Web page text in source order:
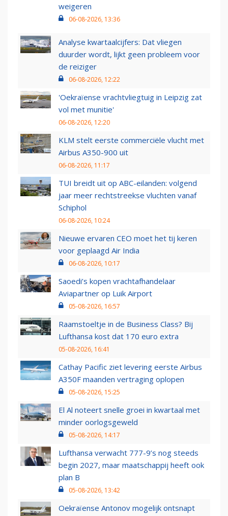
weigeren
06-08-2026, 13:36
Analyse kwartaalcijfers: Dat vliegen
duurder wordt, lijkt geen probleem voor
de reiziger
06-08-2026, 12:22
'Oekraïense vrachtvliegtuig in Leipzig zat
vol met munitie'
06-08-2026, 12:20
KLM stelt eerste commerciële vlucht met
Airbus A350-900 uit
06-08-2026, 11:17
TUI breidt uit op ABC-eilanden: volgend
jaar meer rechtstreekse vluchten vanaf
Schiphol
06-08-2026, 10:24
Nieuwe ervaren CEO moet het tij keren
voor geplaagd Air India
06-08-2026, 10:17
Saoedi’s kopen vrachtafhandelaar
Aviapartner op Luik Airport
05-08-2026, 16:57
Raamstoeltje in de Business Class? Bij
Lufthansa kost dat 170 euro extra
05-08-2026, 16:41
Cathay Pacific ziet levering eerste Airbus
A350F maanden vertraging oplopen
05-08-2026, 15:25
El Al noteert snelle groei in kwartaal met
minder oorlogsgeweld
05-08-2026, 14:17
Lufthansa verwacht 777-9’s nog steeds
begin 2027, maar maatschappij heeft ook
plan B
05-08-2026, 13:42
Oekraïense Antonov mogelijk ontsnapt